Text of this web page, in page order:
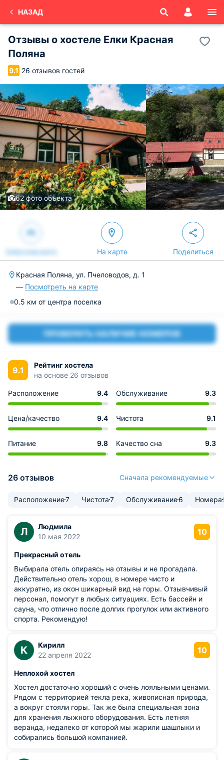
НАЗАД
Отзывы о хостеле Елки Красная
Поляна
9.1 26 отзывов гостей
62 фото объекта
Забронировать На карте Поделиться
Красная Поляна, ул. Пчеловодов, д. 1
— Посмотреть на карте
0.5 км от центра поселка
ПРОВЕРИТЬ НАЛИЧИЕ НОМЕРОВ
9.1
Рейтинг хостела
на основе 26 отзывов
Расположение 9.4 Обслуживание 9.3
Цена/качество 9.4 Чистота 9.1
Питание 9.8 Качество сна 9.3
26 отзывов Сначала рекомендуемые
Расположение7 Чистота7 Обслуживание6 Номера
Л
Людмила
10 мая 2022
10
Прекрасный отель
Выбирала отель опираясь на отзывы и не прогадала.
Действительно отель хорош, в номере чисто и
аккуратно, из окон шикарный вид на горы. Отзывчивый
персонал, помогут в любых ситуациях. Есть бассейн и
сауна, что отлично после долгих прогулок или активного
спорта. Рекомендую!
К
Кирилл
22 апреля 2022
10
Неплохой хостел
Хостел достаточно хороший с очень лояльными ценами.
Рядом с территорией текла река, живописная природа,
а вокруг стояли горы. Так же была специальная зона
для хранения лыжного оборудования. Есть летняя
веранда, недалеко от которой мы жарили шашлыки и
собирались большой компанией.